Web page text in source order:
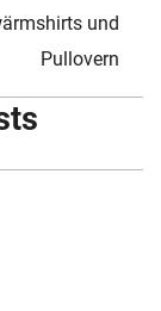
und
Pullovern